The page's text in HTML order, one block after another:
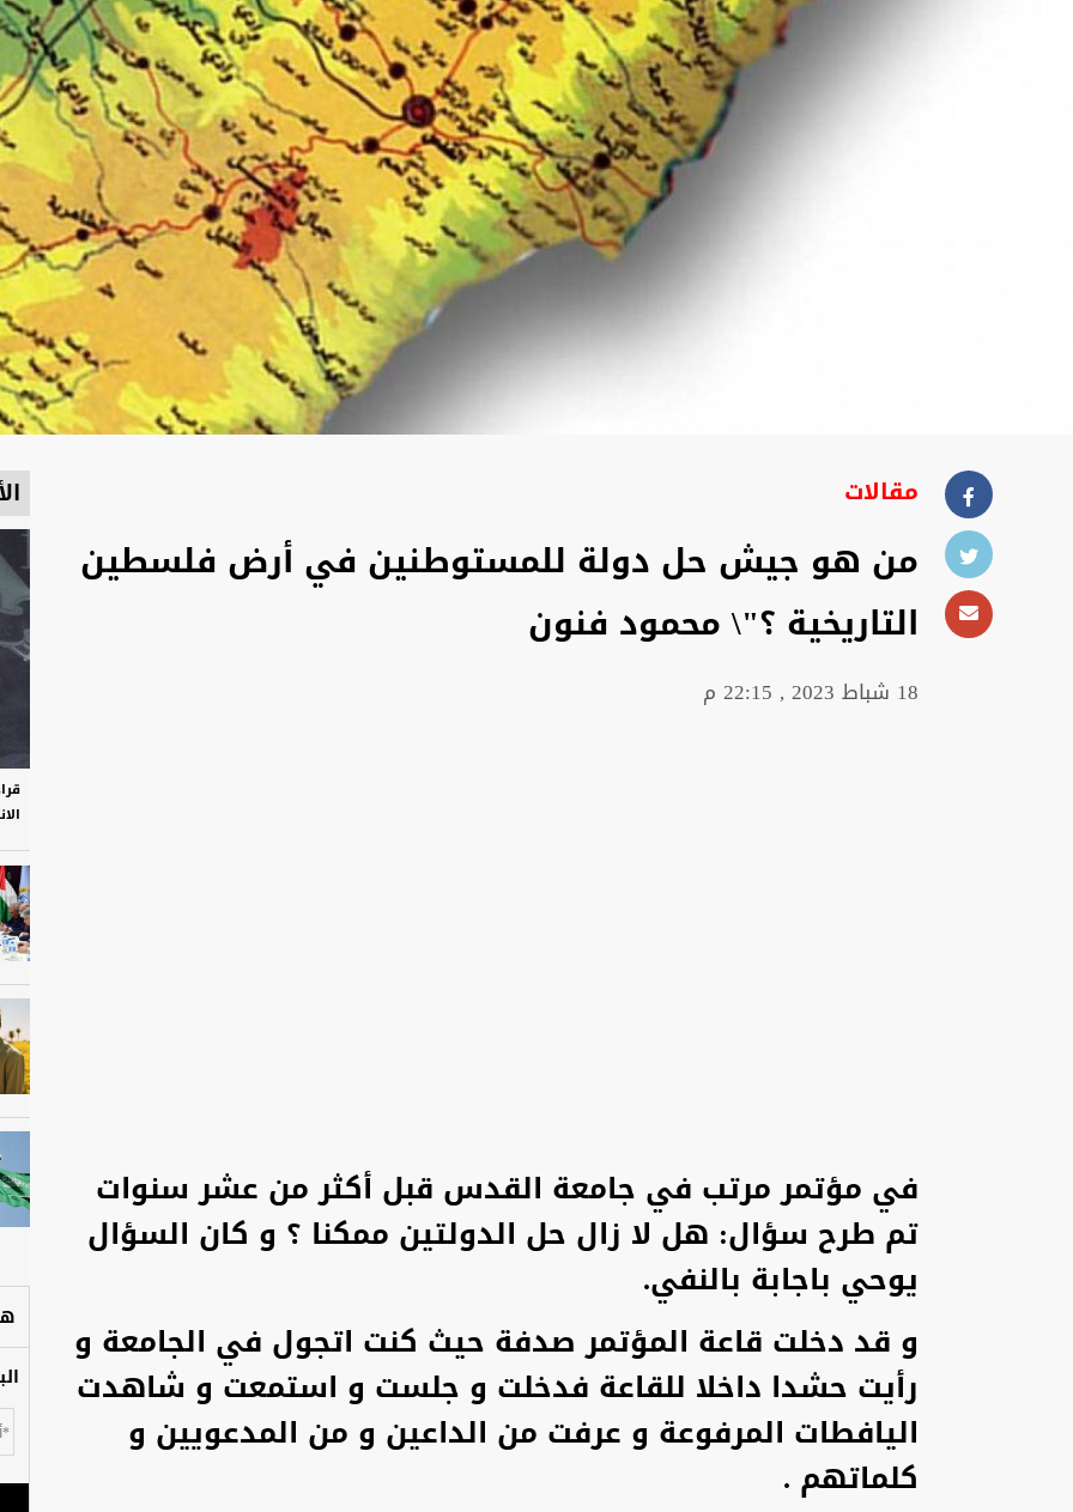
مقالات
من هو جيش حل دولة للمستوطنين في أرض فلسطين
التاريخية ؟"\ محمود فنون
18 شباط 2023 , 22:15 م
في مؤتمر مرتب في جامعة القدس قبل أكثر من عشر سنوات
تم طرح سؤال: هل لا زال حل الدولتين ممكنا ؟ و كان السؤال
يوحي باجابة بالنفي.
و قد دخلت قاعة المؤتمر صدفة حيث كنت اتجول في الجامعة و
رأيت حشدا داخلا للقاعة فدخلت و جلست و استمعت و شاهدت
اليافطات المرفوعة و عرفت من الداعين و من المدعويين و
كلماتهم .